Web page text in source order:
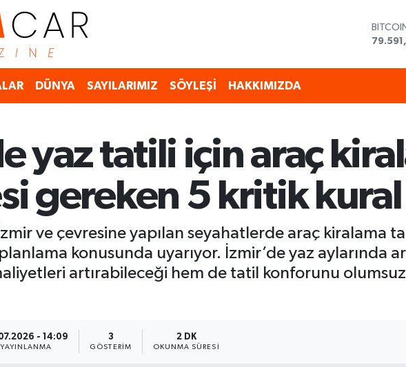
DOLAR
EURO
DÜNYA SAYILARIMIZ SÖYLEŞİ HAKKIMIZDA
yaz tatili için araç
gereken 5 kritik kural
ve çevresine yapılan seyahatlerde araç kiralama
konusunda uyarıyor. İzmir’de yaz aylarında
artırabileceği hem de tatil konforunu
- 14:09
YAYINLANMA
3
GÖSTERIM
2 DK
OKUNMA SÜRESI